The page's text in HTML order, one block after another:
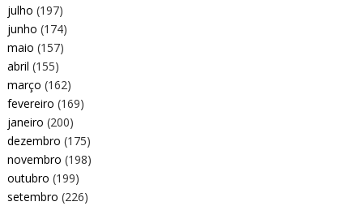
julho (197)
junho (174)
maio (157)
abril (155)
março (162)
fevereiro (169)
janeiro (200)
dezembro (175)
novembro (198)
outubro (199)
setembro (226)